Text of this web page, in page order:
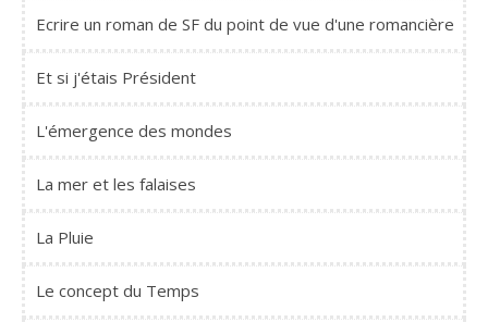
Ecrire un roman de SF du point de vue d'une romancière
Et si j'étais Président
L'émergence des mondes
La mer et les falaises
La Pluie
Le concept du Temps